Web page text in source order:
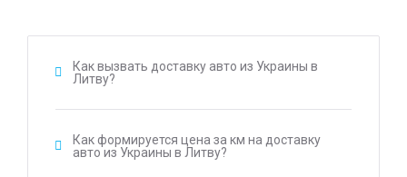
Как вызвать доставку авто из Украины в
Литву?
Как формируется цена за км на доставку
авто из Украины в Литву?